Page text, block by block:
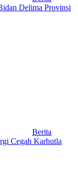
Delima Provinsi
Berita
Cegah Karhutla